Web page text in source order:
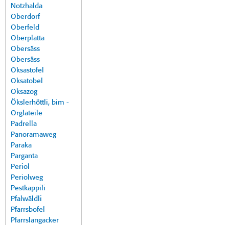
Notzhalda
Oberdorf
Oberfeld
Oberplatta
Obersäss
Obersäss
Oksastofel
Oksatobel
Oksazog
Ökslerhöttli, bim -
Orglateile
Padrella
Panoramaweg
Paraka
Parganta
Periol
Periolweg
Pestkappili
Pfalwäldli
Pfarrsbofel
Pfarrslangacker